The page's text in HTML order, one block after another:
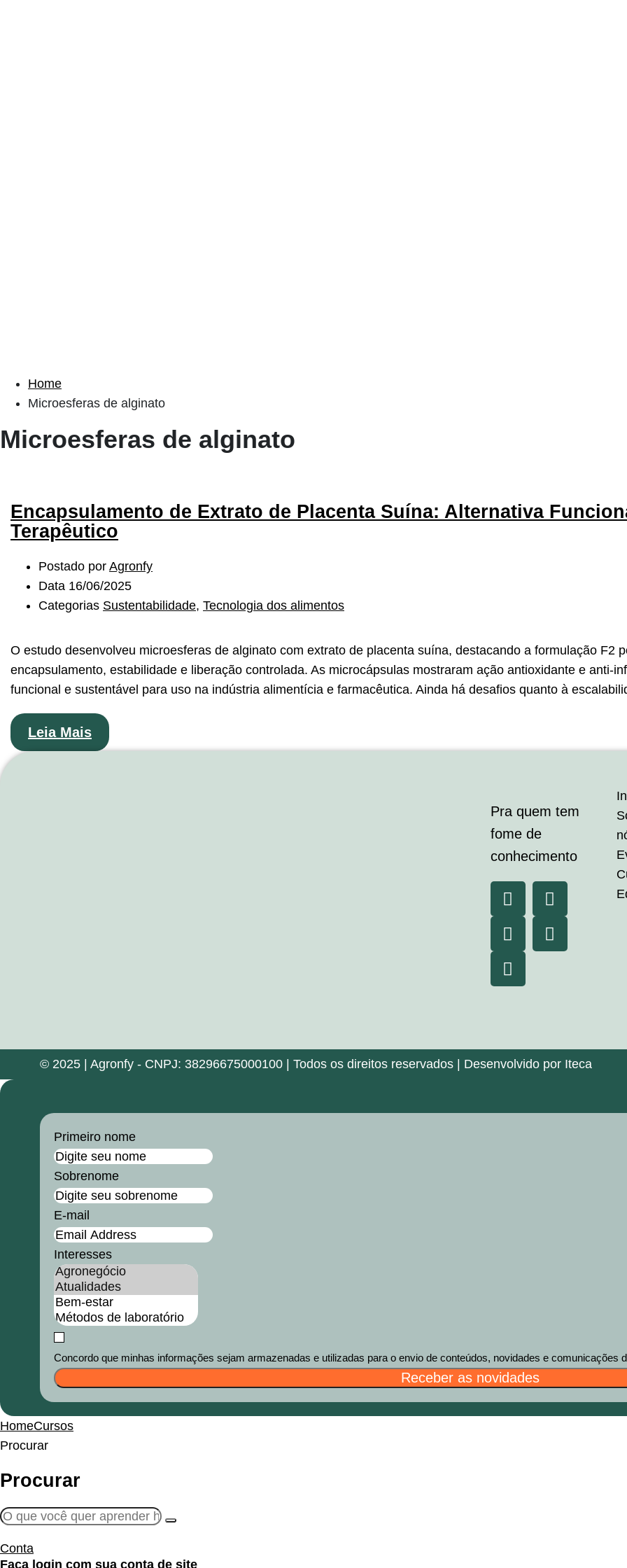
Home
Microesferas de alginato
Microesferas de alginato
Encapsulamento de Extrato de Placenta Suína: Alternativa
Terapêutico
Postado por Agronfy
Data 16/06/2025
Categorias Sustentabilidade, Tecnologia dos alimentos
O estudo desenvolveu microesferas de alginato com extrato de placenta suína, destacando a formulação F2
encapsulamento, estabilidade e liberação controlada. As microcápsulas mostraram ação antioxidante e anti-
funcional e sustentável para uso na indústria alimentícia e farmacêutica. Ainda há desafios quanto à
Leia Mais
Pra quem tem
fome de
conhecimento
© 2025 | Agronfy - CNPJ: 38296675000100 | Todos os direitos reservados | Desenvolvido por Iteca
Primeiro nome
Sobrenome
E-mail
Interesses
Concordo que minhas informações sejam armazenadas e utilizadas para o envio de conteúdos, novidades e comunicações
Receber as novidades
HomeCursos
Procurar
Procurar
Conta
Faça login com sua conta de site